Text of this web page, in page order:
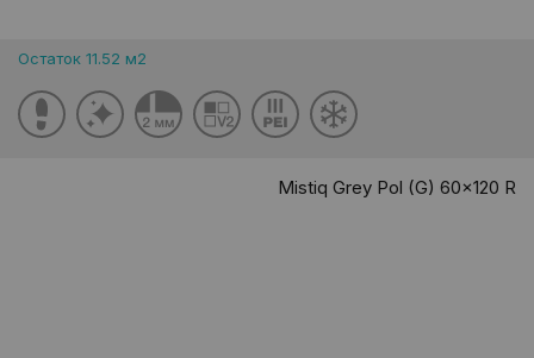
Остаток 11.52 м2
Mistiq Grey Pol (G) 60x120 R